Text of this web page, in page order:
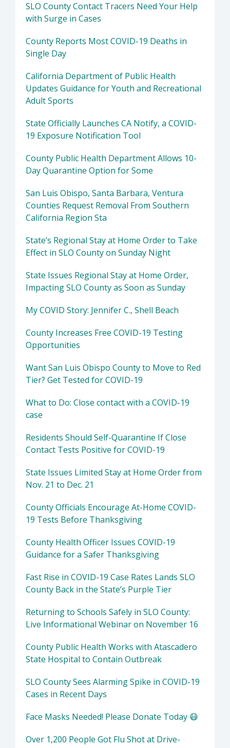
SLO County Contact Tracers Need Your Help
with Surge in Cases
County Reports Most COVID-19 Deaths in
Single Day
California Department of Public Health
Updates Guidance for Youth and Recreational
Adult Sports
State Officially Launches CA Notify, a COVID-
19 Exposure Notification Tool
County Public Health Department Allows 10-
Day Quarantine Option for Some
San Luis Obispo, Santa Barbara, Ventura
Counties Request Removal From Southern
California Region Sta
State’s Regional Stay at Home Order to Take
Effect in SLO County on Sunday Night
State Issues Regional Stay at Home Order,
Impacting SLO County as Soon as Sunday
My COVID Story: Jennifer C., Shell Beach
County Increases Free COVID-19 Testing
Opportunities
Want San Luis Obispo County to Move to Red
Tier? Get Tested for COVID-19
What to Do: Close contact with a COVID-19
case
Residents Should Self-Quarantine If Close
Contact Tests Positive for COVID-19
State Issues Limited Stay at Home Order from
Nov. 21 to Dec. 21
County Officials Encourage At-Home COVID-
19 Tests Before Thanksgiving
County Health Officer Issues COVID-19
Guidance for a Safer Thanksgiving
Fast Rise in COVID-19 Case Rates Lands SLO
County Back in the State’s Purple Tier
Returning to Schools Safely in SLO County:
Live Informational Webinar on November 16
County Public Health Works with Atascadero
State Hospital to Contain Outbreak
SLO County Sees Alarming Spike in COVID-19
Cases in Recent Days
Face Masks Needed! Please Donate Today 😷
Over 1,200 People Got Flu Shot at Drive-